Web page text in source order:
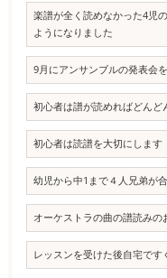
楽譜が全く読めなかった4児
ようになりました
9月にアンサンブルの発表会
初心者は譜が読めればどんど
初心者は読譜を大切にします
幼児から中1まで４人兄弟が
オーケストラの曲の譜読みの
レッスンを受けた後自宅です